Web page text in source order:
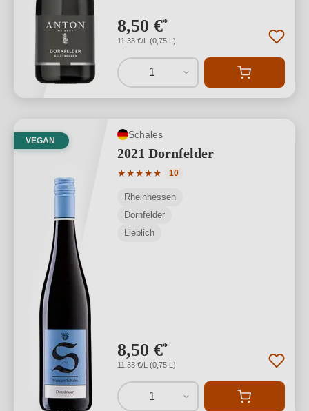
8,50 €*
11,33 €/L (0,75 L)
1
VEGAN
Schales
2021 Dornfelder
★★★★★
Durchschnittliche Bewertung von 5
10
Rheinhessen
Dornfelder
Lieblich
8,50 €*
11,33 €/L (0,75 L)
1